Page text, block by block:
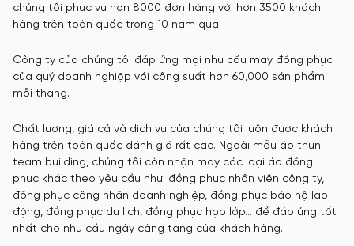
chúng tôi phục vụ hơn 8000 đơn hàng với hơn 3500 khách
hàng trên toàn quốc trong 10 năm qua.
Công ty của chúng tôi đáp ứng mọi nhu cầu may đồng phục
của quý doanh nghiệp với công suất hơn 60,000 sản phẩm
mỗi tháng.
Chất lượng, giá cả và dịch vụ của chúng tôi luôn được khách
hàng trên toàn quốc đánh giá rất cao. Ngoài mẫu áo thun
team building, chúng tôi còn nhận may các loại áo đồng
phục khác theo yêu cầu như: đồng phục nhân viên công ty,
đồng phục công nhân doanh nghiệp, đồng phục bảo hộ lao
động, đồng phục du lịch, đồng phục họp lớp… để đáp ứng tốt
nhất cho nhu cầu ngày càng tăng của khách hàng.